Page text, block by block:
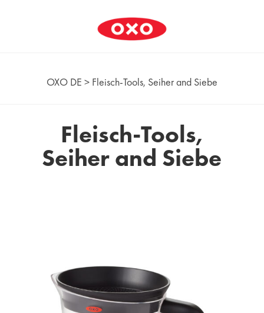
OXO DE > Fleisch-Tools, Seiher and Siebe
Fleisch-Tools,
Seiher and Siebe